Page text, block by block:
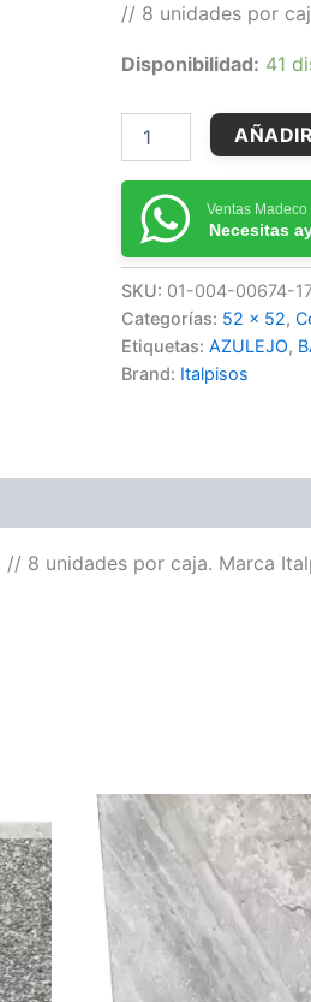
// 8 unidades por
Disponibilidad: 41
Ventas Madeco
Necesitas
SKU: 01-004-00674-
Categorías: 52 x 52,
Etiquetas: AZULEJO,
Brand: Italpisos
8 unidades por caja. Marca